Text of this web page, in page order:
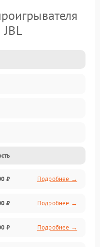
₽ Подробнее →
₽ Подробнее →
₽ Подробнее →